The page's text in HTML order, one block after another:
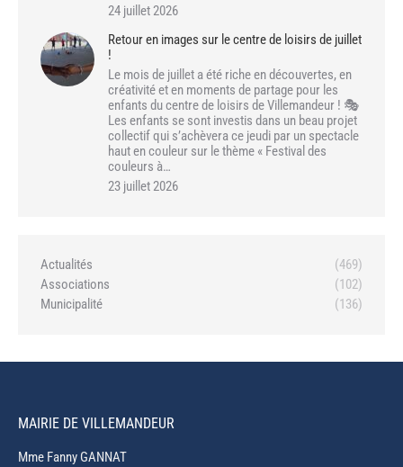
24 juillet 2026
Retour en images sur le centre de loisirs de juillet
!
Le mois de juillet a été riche en découvertes, en
créativité et en moments de partage pour les
enfants du centre de loisirs de Villemandeur ! 🎭
Les enfants se sont investis dans un beau projet
collectif qui s’achèvera ce jeudi par un spectacle
haut en couleur sur le thème « Festival des
couleurs à…
23 juillet 2026
Actualités
(469)
Associations
(102)
Municipalité
(136)
MAIRIE DE VILLEMANDEUR
Mme Fanny GANNAT